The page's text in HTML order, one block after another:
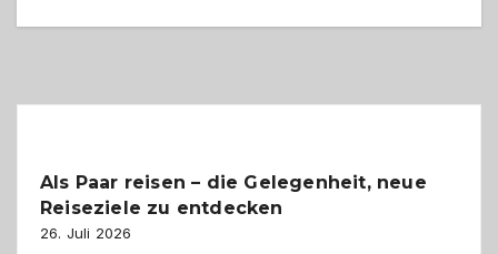
Als Paar reisen – die Gelegenheit, neue
Reiseziele zu entdecken
26. Juli 2026